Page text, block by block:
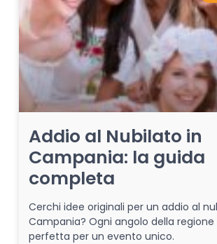
Addio al Nubilato in
Campania: la guida
completa
Cerchi idee originali per un addio al
Campania? Ogni angolo della
perfetta per un evento unico.